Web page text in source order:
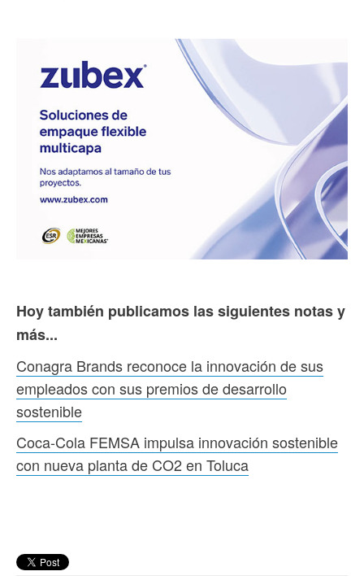
Hoy también publicamos las siguientes notas y
más...
Conagra Brands reconoce la innovación de sus
empleados con sus premios de desarrollo
sostenible
Coca-Cola FEMSA impulsa innovación sostenible
con nueva planta de CO2 en Toluca